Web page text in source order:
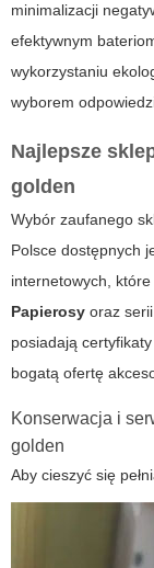
minimalizacji
efektywnym
wykorzystaniu
wyborem
Najlepsze
golden
Wybór zaufanego
Polsce dostępnych
internetowych,
Papierosy oraz serii
posiadają
bogatą ofertę
Konserwacja i
golden
Aby cieszyć się